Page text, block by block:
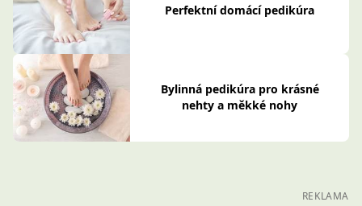
Perfektní domácí pedikúra
Bylinná pedikúra pro krásné
nehty a měkké nohy
REKLAMA